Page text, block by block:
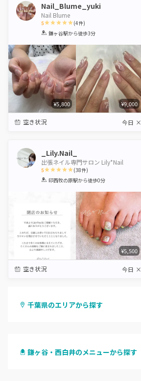
Nail_Blume_yuki
Nail Blume
5
1 2 3 4 5
(4件)
鎌ヶ谷駅から徒歩3分
¥5,800 ¥9,000
空き状況 今日 ×
_Lily.Nail_
出張ネイル専門サロン Lily*Nail
5
1 2 3 4 5
(38件)
印西牧の原駅から徒歩0分
¥5,500
空き状況 今日 ×
千葉県のエリアから探す
柏・南柏
鎌ヶ谷・西白井のメニューから探す